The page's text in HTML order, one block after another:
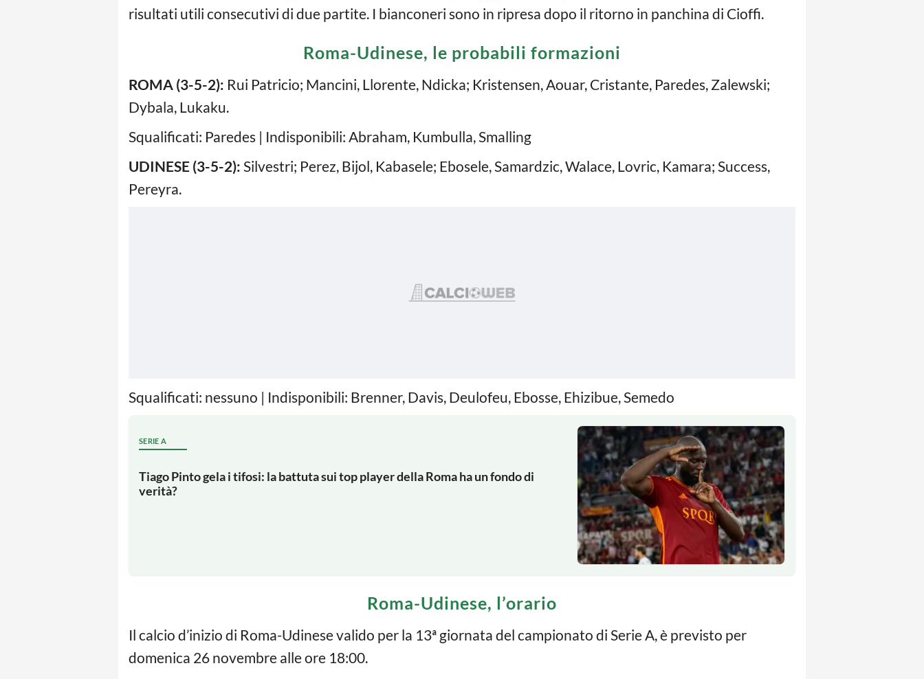
risultati utili consecutivi di due partite. I bianconeri sono in ripresa dopo il ritorno in panchina di Cioffi.
Roma-Udinese, le probabili formazioni
ROMA (3-5-2): Rui Patricio; Mancini, Llorente, Ndicka; Kristensen, Aouar, Cristante, Paredes, Zalewski;
Dybala, Lukaku.
Squalificati: Paredes | Indisponibili: Abraham, Kumbulla, Smalling
UDINESE (3-5-2): Silvestri; Perez, Bijol, Kabasele; Ebosele, Samardzic, Walace, Lovric, Kamara; Success,
Pereyra.
Squalificati: nessuno | Indisponibili: Brenner, Davis, Deulofeu, Ebosse, Ehizibue, Semedo
SERIE A
Tiago Pinto gela i tifosi: la battuta sui top player della Roma ha un fondo di
verità?
Roma-Udinese, l’orario
Il calcio d’inizio di Roma-Udinese valido per la 13ª giornata del campionato di Serie A, è previsto per
domenica 26 novembre alle ore 18:00.